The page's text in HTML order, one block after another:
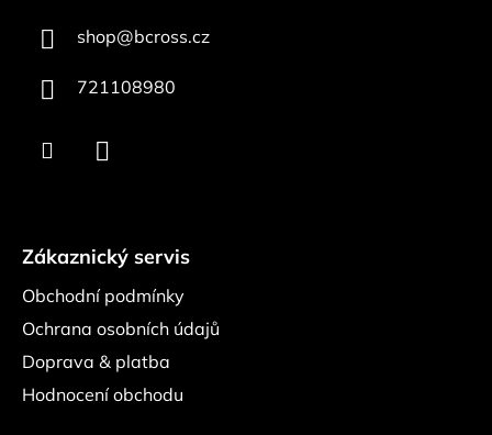
shop@bcross.cz
721108980
Zákaznický servis
Obchodní podmínky
Ochrana osobních údajů
Doprava & platba
Hodnocení obchodu